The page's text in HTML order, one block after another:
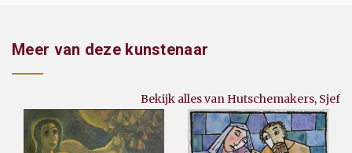
Meer van deze kunstenaar
Bekijk alles van Hutschemakers, Sjef